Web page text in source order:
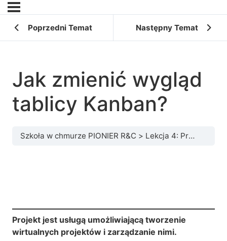
Poprzedni Temat Następny Temat
Jak zmienić wygląd
tablicy Kanban?
Szkoła w chmurze PIONIER R&C Lekcja 4: Projekt – tworzenie projektów i zarządzanie nimi
Projekt jest usługą umożliwiającą tworzenie
wirtualnych projektów i zarządzanie nimi.